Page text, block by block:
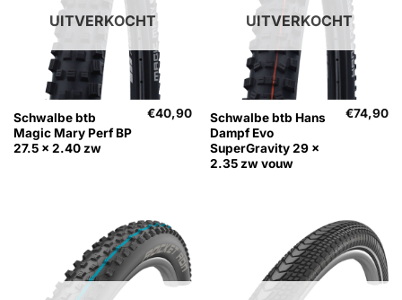
UITVERKOCHT
Schwalbe btb
Magic Mary Perf BP
27.5 x 2.40 zw
€40,90
UITVERKOCHT
Schwalbe btb Hans
Dampf Evo
SuperGravity 29 x
2.35 zw vouw
€74,90